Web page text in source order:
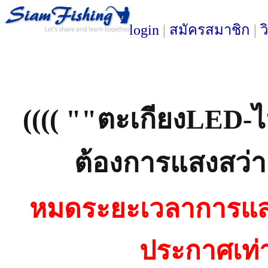
login | สมัครสมาชิก |
(((( ""ตะเกียงLED-
ต้องการแสงสว่
หมดระยะเวลาการ
ประกาศเ